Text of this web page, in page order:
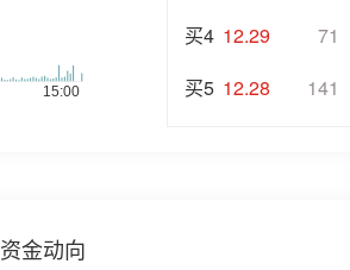
买4 12.29
71
买5 12.28 141
资金动向